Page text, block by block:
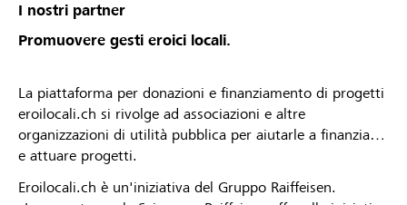
I nostri partner
Promuovere gesti eroici locali.
La piattaforma per donazioni e finanziamento di progetti
eroilocali.ch si rivolge ad associazioni e altre
organizzazioni di utilità pubblica per aiutarle a finanziare
e attuare progetti.
Eroilocali.ch è un'iniziativa del Gruppo Raiffeisen.